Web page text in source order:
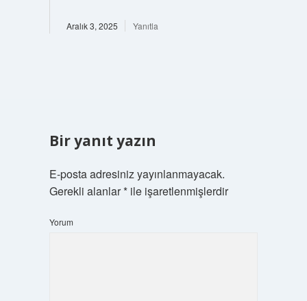
Aralık 3, 2025 Yanıtla
Bir yanıt yazın
E-posta adresiniz yayınlanmayacak.
Gerekli alanlar*ile işaretlenmişlerdir
Yorum